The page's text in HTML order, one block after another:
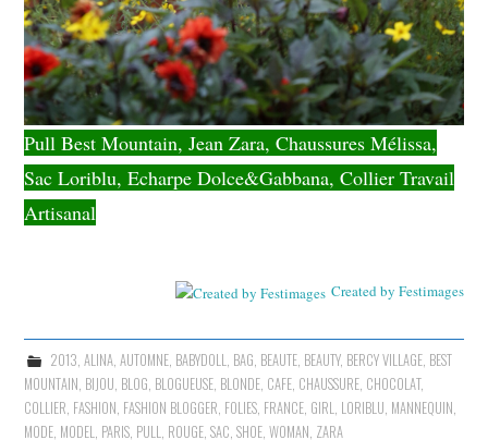
Pull Best Mountain, Jean Zara, Chaussures Mélissa,
Sac Loriblu, Echarpe Dolce&Gabbana, Collier Travail
Artisanal
Created by Festimages
2013, ALINA, AUTOMNE, BABYDOLL, BAG, BEAUTE, BEAUTY, BERCY VILLAGE, BEST
MOUNTAIN, BIJOU, BLOG, BLOGUEUSE, BLONDE, CAFE, CHAUSSURE, CHOCOLAT,
COLLIER, FASHION, FASHION BLOGGER, FOLIES, FRANCE, GIRL, LORIBLU, MANNEQUIN,
MODE, MODEL, PARIS, PULL, ROUGE,SAC,SHOE,WOMAN, ZARA